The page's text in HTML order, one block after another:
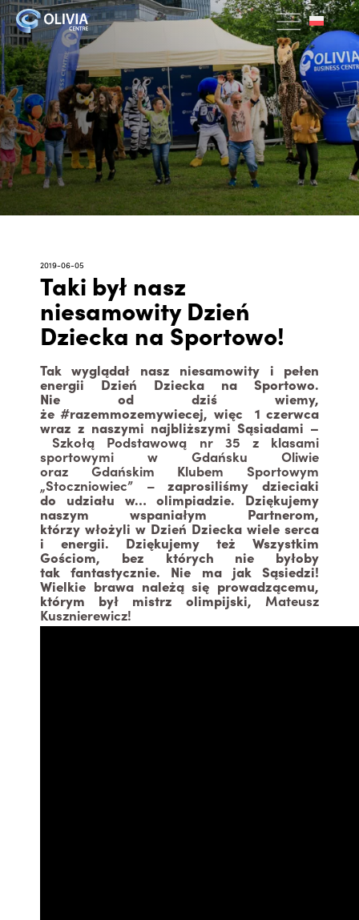
2019-06-05
Taki był nasz
niesamowity Dzień
Dziecka na Sportowo!
Tak wyglądał nasz niesamowity i pełen
energii Dzień Dziecka na Sportowo.
Nie od dziś wiemy,
że #razemmozemywiecej, więc 1 czerwca
wraz z naszymi najbliższymi Sąsiadami –
Szkołą Podstawową nr 35 z klasami
sportowymi w Gdańsku Oliwie
oraz Gdańskim Klubem Sportowym
„Stoczniowiec” –zaprosiliśmy dzieciaki
do udziału w… olimpiadzie. Dziękujemy
naszym wspaniałym Partnerom,
którzy włożyli w Dzień Dziecka wiele serca
i energii. Dziękujemy też Wszystkim
Gościom, bez których nie byłoby
tak fantastycznie. Nie ma jak Sąsiedzi!
Wielkie brawa należą się prowadzącemu,
którym był mistrz olimpijski, Mateusz
Kusznierewicz!